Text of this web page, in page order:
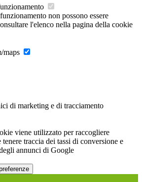
non possono essere
l'elenco nella pagina della cookie
maps
di marketing e di tracciamento
viene utilizzato per raccogliere
traccia dei tassi di conversione e
annunci di Google